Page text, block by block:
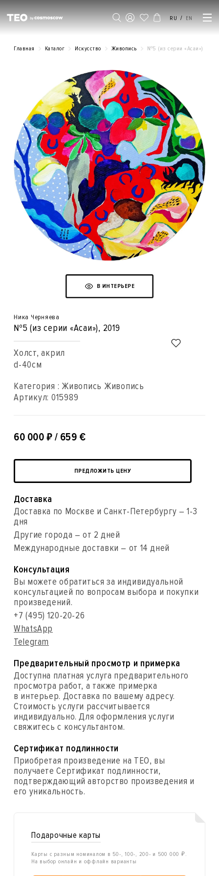
RU / EN
Главная Каталог Искусство Живопись №5 (из серии «Асаи»)
В ИНТЕРЬЕРЕ
Ника Черняева
№5 (из серии «Асаи»), 2019
Холст, акрил
d-40см
Категория : Живопись Живопись
Артикул: 015989
60 000 ₽ / 659 €
ПРЕДЛОЖИТЬ ЦЕНУ
Доставка
Доставка по Москве и Санкт-Петербургу – 1-3
дня
Другие города – от 2 дней
Международные доставки – от 14 дней
Консультация
Вы можете обратиться за индивидуальной
консультацией по вопросам выбора и покупки
произведений.
+7 (495) 120-20-26
WhatsApp
Telegram
Предварительный просмотр и примерка
Доступна платная услуга предварительного
просмотра работ, а также примерка
в интерьер. Доставка по вашему адресу.
Стоимость услуги рассчитывается
индивидуально. Для оформления услуги
свяжитесь с консультантом.
Сертификат подлинности
Приобретая произведение на ТЕО, вы
получаете Сертификат подлинности,
подтверждающий авторство произведения и
его уникальность.
Подарочные карты
Карты с разным номиналом в 50-, 100-, 200- и 500 000 ₽.
На выбор онлайн и оффлайн варианты